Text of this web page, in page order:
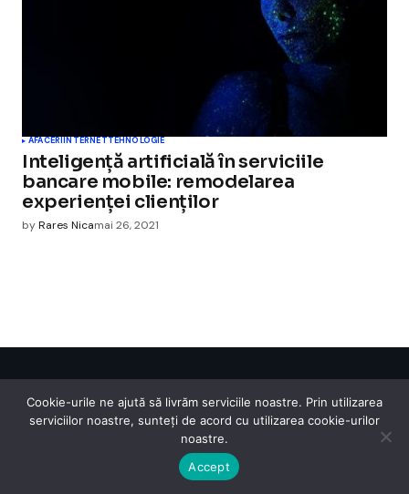
AFACERIINTERNETTEHNOLOGIE
Inteligență artificială în serviciile
bancare mobile: remodelarea
experienței clienților
byRares Nicamai 26, 2021
Cismigiu Parc
© 2024 CismigiuParc. All Rights Reserved.
InternetLegislatieMedicalModaSarbatori TelefoaneContact
Cookie-urile ne ajută să livrăm serviciile noastre. Prin utilizarea
serviciilor noastre, sunteți de acord cu utilizarea cookie-urilor
noastre.
Accept